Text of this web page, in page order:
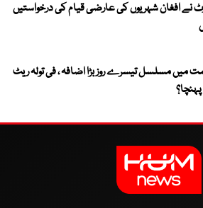
نے افغان شہریوں کی عارضی قیام کی درخواستیں
میں مسلسل تیسرے روز بڑا اضافہ ، فی تولہ ریٹ